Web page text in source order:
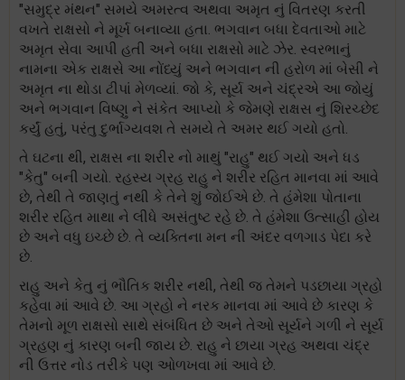
"સમુદ્ર મંથન" સમયે અમરત્વ અથવા અમૃત નું વિતરણ કરતી
વખતે રાક્ષસો ને મૂર્ખ બનાવ્યા હતા. ભગવાન બધા દેવતાઓ માટે
અમૃત સેવા આપી હતી અને બધા રાક્ષસો માટે ઝેર. સ્વરભાનું
નામના એક રાક્ષસે આ નોંધ્યું અને ભગવાન ની હરોળ માં બેસી ને
અમૃત ના થોડા ટીપાં મેળવ્યાં. જો કે, સૂર્ય અને ચંદ્રએ આ જોયું
અને ભગવાન વિષ્ણુ ને સંકેત આપ્યો કે જેમણે રાક્ષસ નું શિરચ્છેદ
કર્યું હતું, પરંતુ દુર્ભાગ્યવશ તે સમયે તે અમર થઈ ગયો હતો.
તે ઘટના થી, રાક્ષસ ના શરીર નો માથું "રાહુ" થઈ ગયો અને ધડ
"કેતુ" બની ગયો. રહસ્ય ગ્રહ રાહુ ને શરીર રહિત માનવા માં આવે
છે, તેથી તે જાણતું નથી કે તેને શું જોઈએ છે. તે હંમેશા પોતાના
શરીર રહિત માથા ને લીધે અસંતુષ્ટ રહે છે. તે હંમેશા ઉત્સાહી હોય
છે અને વધુ ઇચ્છે છે. તે વ્યક્તિના મન ની અંદર વળગાડ પેદા કરે
છે.
રાહુ અને કેતુ નું ભૌતિક શરીર નથી, તેથી જ તેમને પડછાયા ગ્રહો
કહેવા માં આવે છે. આ ગ્રહો ને નરક માનવા માં આવે છે કારણ કે
તેમનો મૂળ રાક્ષસો સાથે સંબંધિત છે અને તેઓ સૂર્યને ગળી ને સૂર્ય
ગ્રહણ નું કારણ બની જાય છે. રાહુ ને છાયા ગ્રહ અથવા ચંદ્ર
ની ઉત્તર નોડ તરીકે પણ ઓળખવા માં આવે છે.